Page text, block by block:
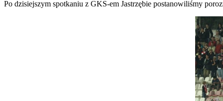
Po dzisiejszym spotkaniu z GKS-em Jastrzębie postanowiliśmy